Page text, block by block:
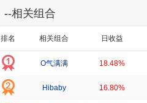
--相关组合
排名 相关组合 日收益
O气满满 18.48%
Hibaby 16.80%